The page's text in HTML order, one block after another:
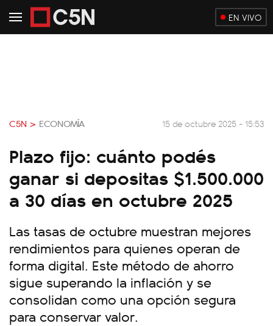
EN VIVO
C5N > ECONOMÍA 15 de octubre 2025 - 15:53
Plazo fijo: cuánto podés
ganar si depositas $1.500.000
a 30 días en octubre 2025
Las tasas de octubre muestran mejores
rendimientos para quienes operan de
forma digital. Este método de ahorro
sigue superando la inflación y se
consolidan como una opción segura
para conservar valor.